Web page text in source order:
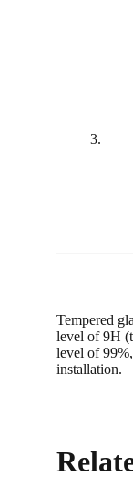
Tempered
level of 9H
level of
installation.